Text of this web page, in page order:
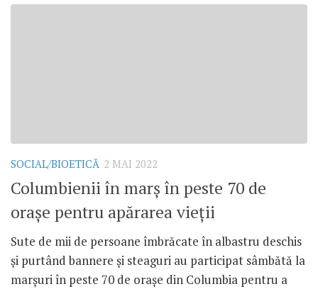
SOCIAL/BIOETICĂ 2 MAI 2022
Columbienii în marș în peste 70 de
orașe pentru apărarea vieții
Sute de mii de persoane îmbrăcate în albastru deschis
și purtând bannere și steaguri au participat sâmbătă la
marșuri în peste 70 de orașe din Columbia pentru a